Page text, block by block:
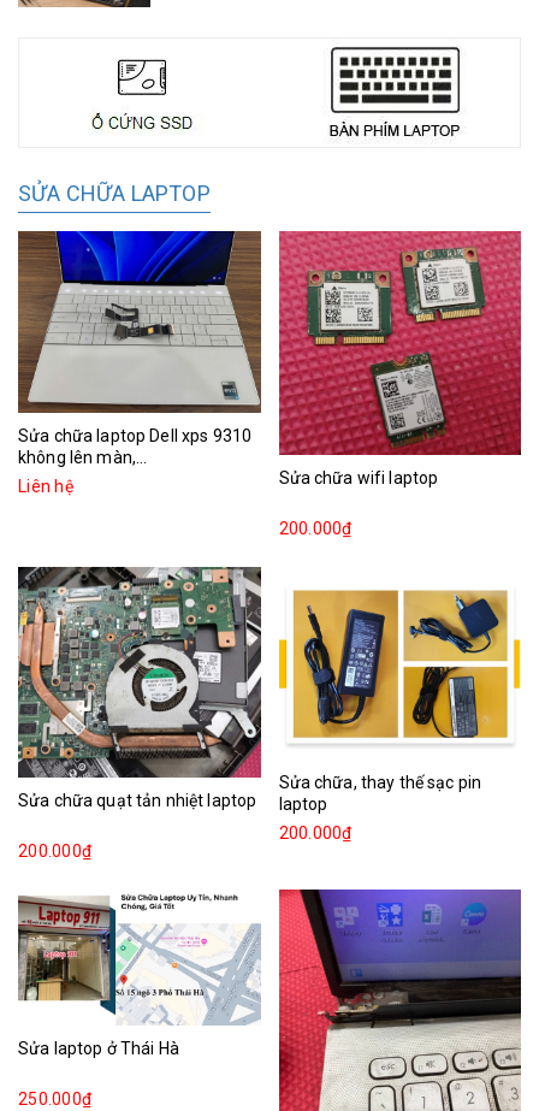
SỬA CHỮA LAPTOP
Sửa chữa laptop Dell xps 9310
không lên màn,...
Liên hệ
Sửa chữa wifi laptop
200.000₫
Sửa chữa quạt tản nhiệt laptop
200.000₫
Sửa chữa, thay thế sạc pin
laptop
200.000₫
Sửa laptop ở Thái Hà
250.000₫